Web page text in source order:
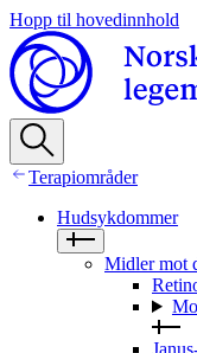
Hopp til hovedinnhold
Terapiområder
Hudsykdommer
Midler mot